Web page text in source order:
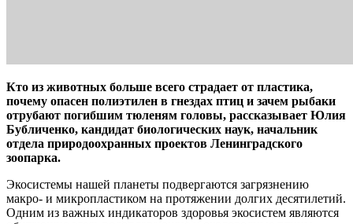
Кто из животных больше всего страдает от пластика,
почему опасен полиэтилен в гнездах птиц и зачем рыбаки
отрубают погибшим тюленям головы, рассказывает Юлия
Бубличенко, кандидат биологических наук, начальник
отдела природоохранных проектов Ленинградского
зоопарка.
Экосистемы нашей планеты подвергаются загрязнению
макро- и микропластиком на протяжении долгих десятилетий.
Одним из важных индикаторов здоровья экосистем являются